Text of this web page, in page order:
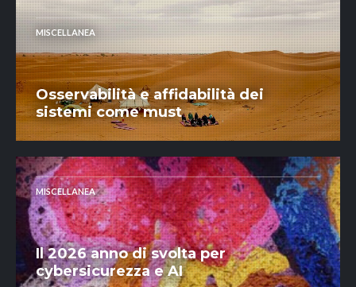
MISCELLANEA
Osservabilità e affidabilità dei
sistemi come must
MISCELLANEA
Il 2026 anno di svolta per
cybersicurezza e AI